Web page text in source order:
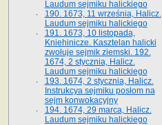
Laudum sejmiku halickiego
190. 1673, 11 września, Halicz.
Laudum sejmiku halickiego
191. 1673, 10 listopada,
Kniehinicze. Kasztelan halicki
zwołuje sejmik ziemski. 192.
1674, 2 stycznia, Halicz.
Laudum sejmiku halickiego
193. 1674, 2 stycznia, Halicz.
Instrukcya sejmiku posłom na
sejm konwokacyjny
194. 1674, 29 marca, Halicz.
Laudum sejmiku halickiego